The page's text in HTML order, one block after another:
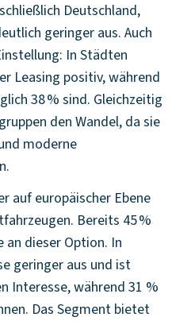
Deutschland,
geringer aus. Auch
In Städten
Leasing positiv, während
38 % sind. Gleichzeitig
den Wandel, da sie
moderne
auf europäischer Ebene
Bereits 45 %
an dieser Option. In
geringer aus und ist
Interesse, während 31 %
Das Segment bietet